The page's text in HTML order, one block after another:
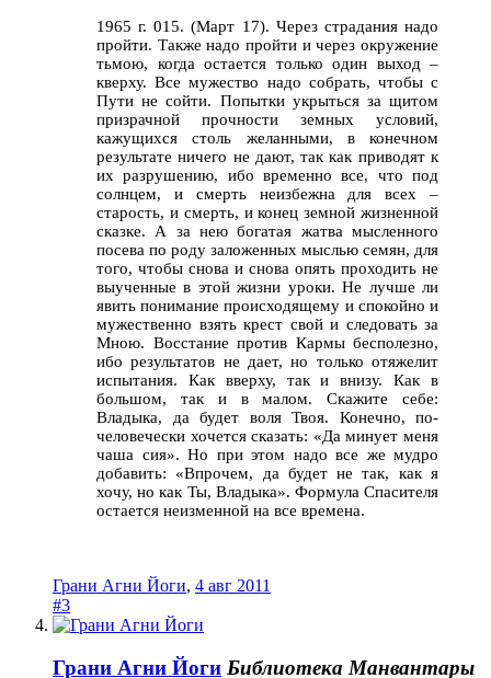
1965 г. 015. (Март 17). Через страдания надо
пройти. Также надо пройти и через окружение
тьмою, когда остается только один выход –
кверху. Все мужество надо собрать, чтобы с
Пути не сойти. Попытки укрыться за щитом
призрачной прочности земных условий,
кажущихся столь желанными, в конечном
результате ничего не дают, так как приводят к
их разрушению, ибо временно все, что под
солнцем, и смерть неизбежна для всех –
старость, и смерть, и конец земной жизненной
сказке. А за нею богатая жатва мысленного
посева по роду заложенных мыслью семян, для
того, чтобы снова и снова опять проходить не
выученные в этой жизни уроки. Не лучше ли
явить понимание происходящему и спокойно и
мужественно взять крест свой и следовать за
Мною. Восстание против Кармы бесполезно,
ибо результатов не дает, но только отяжелит
испытания. Как вверху, так и внизу. Как в
большом, так и в малом. Скажите себе:
Владыка, да будет воля Твоя. Конечно, по-
человечески хочется сказать: «Да минует меня
чаша сия». Но при этом надо все же мудро
добавить: «Впрочем, да будет не так, как я
хочу, но как Ты, Владыка». Формула Спасителя
остается неизменной на все времена.
Грани Агни Йоги, 4 авг 2011
#3
Грани Агни Йоги Библиотека Манвантары